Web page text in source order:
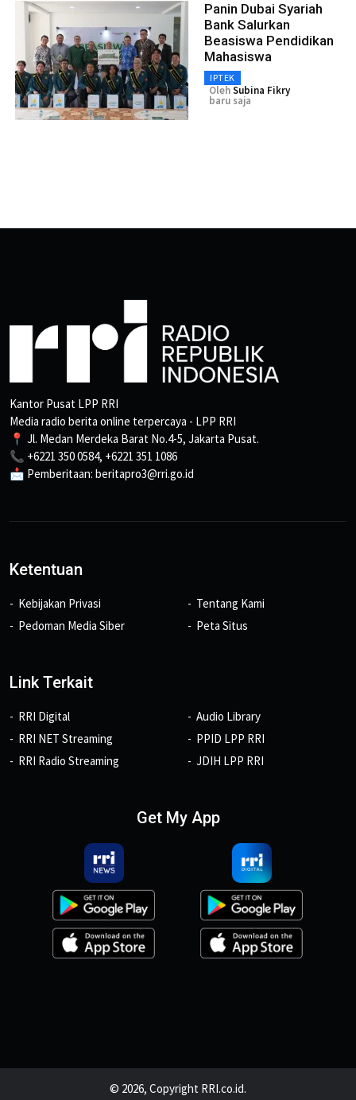
Panin Dubai Syariah
Bank Salurkan
Beasiswa Pendidikan
Mahasiswa
IPTEK
OlehSubina Fikry
baru saja
Kantor Pusat LPP RRI
Media radio berita online terpercaya - LPP RRI
📍 Jl. Medan Merdeka Barat No.4-5, Jakarta Pusat.
📞 +6221 350 0584, +6221 351 1086
📩 Pemberitaan: beritapro3@rri.go.id
Ketentuan
Kebijakan Privasi
Pedoman Media Siber
Tentang Kami
Peta Situs
Link Terkait
RRI Digital
RRI NET Streaming
RRI Radio Streaming
Audio Library
PPID LPP RRI
JDIH LPP RRI
Get My App
© 2026, Copyright RRI.co.id.